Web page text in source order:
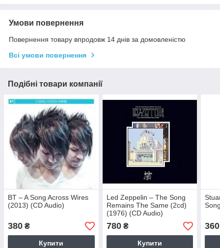
Умови повернення
Повернення товару впродовж 14 днів за домовленістю
Всі умови повернення
Подібні товари компанії
BT – A Song Across Wires
(2013) (CD Audio)
380 ₴
Купити
Led Zeppelin – The Song
Remains The Same (2cd)
(1976) (CD Audio)
780₴
Купити
360